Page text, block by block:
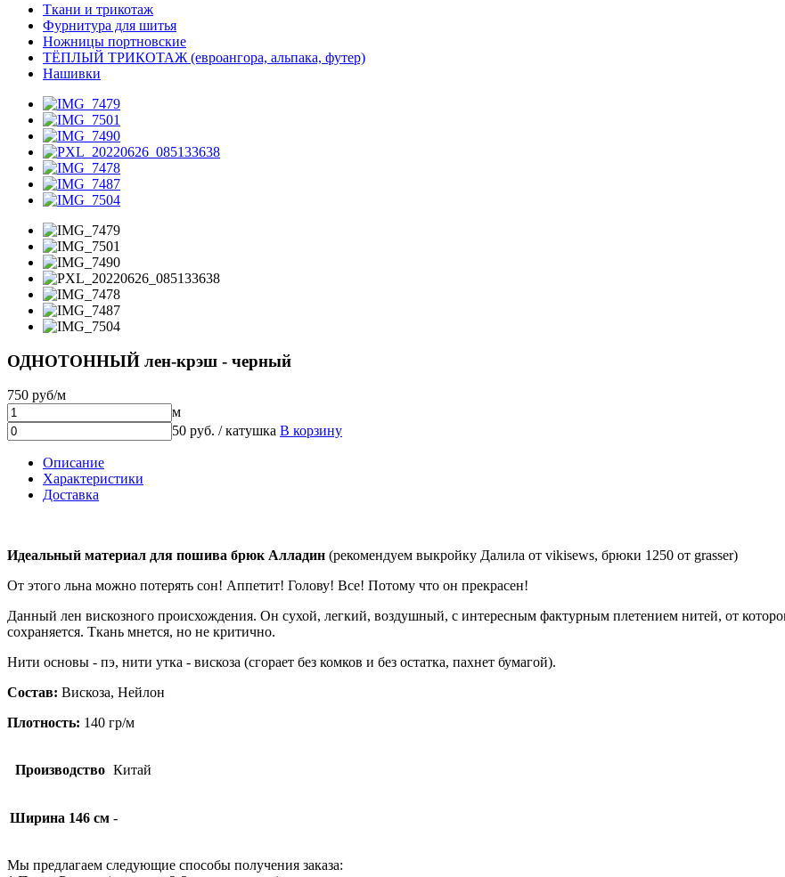
Ткани и трикотаж
Фурнитура для шитья
Ножницы портновские
ТЁПЛЫЙ ТРИКОТАЖ (евроангора, альпака, футер)
Нашивки
ОДНОТОННЫЙ лен-крэш - черный
750 руб/м
м
50 руб. / катушка В корзину
Описание
Характеристики
Доставка
Идеальный материал для пошива брюк Алладин (рекомендуем выкройку Далила от vikisews, брюки 1250 от grasser)
От этого льна можно потерять сон! Аппетит! Голову! Все! Потому что он прекрасен!
Данный лен вискозного происхождения. Он сухой, легкий, воздушный, с интересным фактурным плетением нитей, от
сохраняется. Ткань мнется, но не критично.
Нити основы - пэ, нити утка - вискоза (сгорает без комков и без остатка, пахнет бумагой).
Состав: Вискоза, Нейлон
Плотность: 140 гр/м
Производство Китай
Ширина 146 см -
Мы предлагаем следующие способы получения заказа: